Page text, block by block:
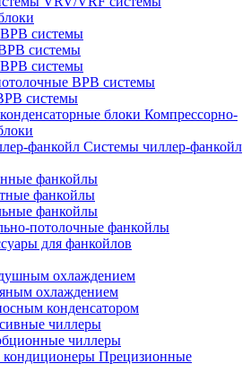
системы
системы
системы
ВРВ системы
системы
Компрессорно-
Системы чиллер-фанкойл
фанкойлы
фанкойлы
фанкойлы
потолочные фанкойлы
для фанкойлов
охлаждением
охлаждением
конденсатором
чиллеры
чиллеры
Прецизионные